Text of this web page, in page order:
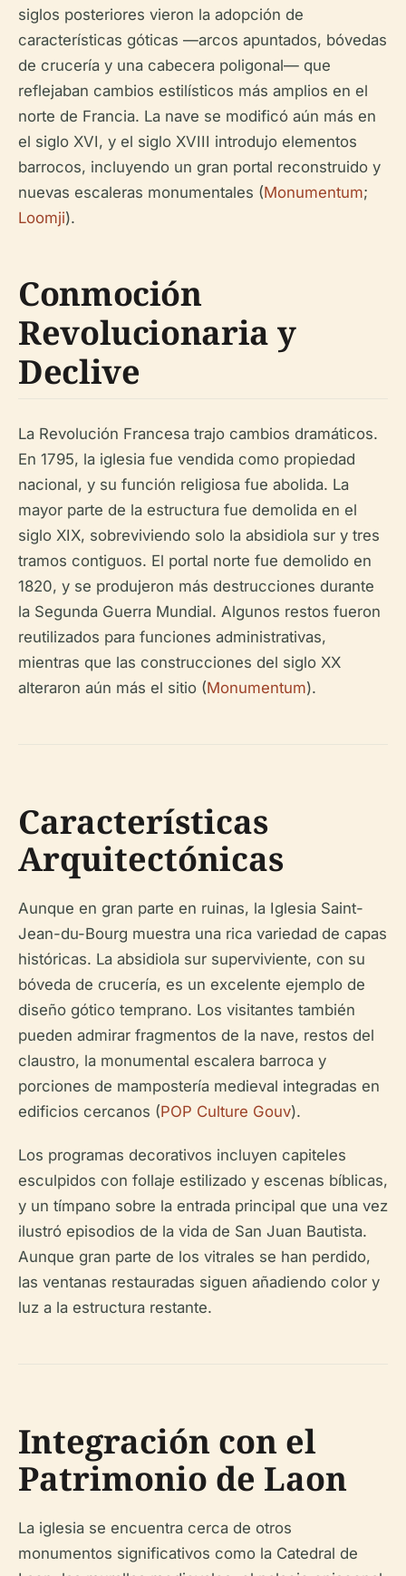
siglos posteriores vieron la adopción de
características góticas —arcos apuntados, bóvedas
de crucería y una cabecera poligonal— que
reflejaban cambios estilísticos más amplios en el
norte de Francia. La nave se modificó aún más en
el siglo XVI, y el siglo XVIII introdujo elementos
barrocos, incluyendo un gran portal reconstruido y
nuevas escaleras monumentales (Monumentum;
Loomji).
Conmoción
Revolucionaria y
Declive
La Revolución Francesa trajo cambios dramáticos.
En 1795, la iglesia fue vendida como propiedad
nacional, y su función religiosa fue abolida. La
mayor parte de la estructura fue demolida en el
siglo XIX, sobreviviendo solo la absidiola sur y tres
tramos contiguos. El portal norte fue demolido en
1820, y se produjeron más destrucciones durante
la Segunda Guerra Mundial. Algunos restos fueron
reutilizados para funciones administrativas,
mientras que las construcciones del siglo XX
alteraron aún más el sitio (Monumentum).
Características
Arquitectónicas
Aunque en gran parte en ruinas, la Iglesia Saint-
Jean-du-Bourg muestra una rica variedad de capas
históricas. La absidiola sur superviviente, con su
bóveda de crucería, es un excelente ejemplo de
diseño gótico temprano. Los visitantes también
pueden admirar fragmentos de la nave, restos del
claustro, la monumental escalera barroca y
porciones de mampostería medieval integradas en
edificios cercanos (POP Culture Gouv).
Los programas decorativos incluyen capiteles
esculpidos con follaje estilizado y escenas bíblicas,
y un tímpano sobre la entrada principal que una vez
ilustró episodios de la vida de San Juan Bautista.
Aunque gran parte de los vitrales se han perdido,
las ventanas restauradas siguen añadiendo color y
luz a la estructura restante.
Integración con el
Patrimonio de Laon
La iglesia se encuentra cerca de otros
monumentos significativos como la Catedral de